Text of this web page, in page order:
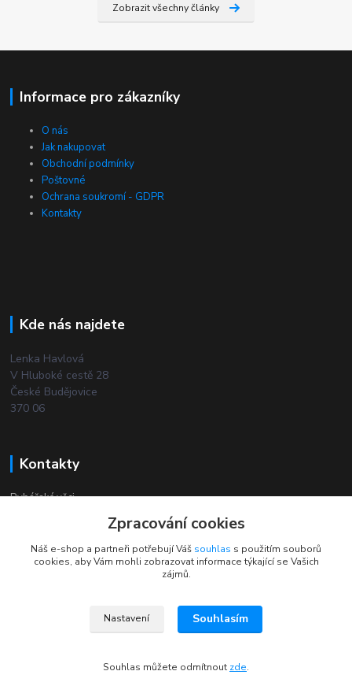
Zobrazit všechny články
Informace pro zákazníky
O nás
Jak nakupovat
Obchodní podmínky
Poštovné
Ochrana soukromí - GDPR
Kontakty
Kde nás najdete
Lenka Havlová
V Hluboké cestě 28
České Budějovice
370 06
Kontakty
Rybářské věci
+420 732 380 844
(Po-Pá, 8-18 hod.)
2024 © Rybarske-veci.cz Všechna práva vyhrazena
Zpracování cookies
Náš e-shop a partneři potřebují Váš souhlas s použitím souborů
cookies, aby Vám mohli zobrazovat informace týkající se Vašich
zájmů.
Nastavení Souhlasím
Souhlas můžete odmítnout zde.